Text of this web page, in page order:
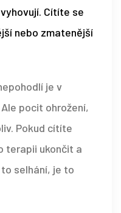
Cítíte se
nebo zmatenější
je v
pocit ohrožení,
Pokud cítíte
terapii ukončit a
selhání, je to